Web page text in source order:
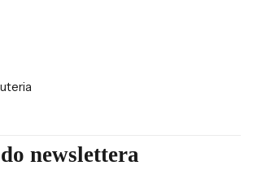
newslettera